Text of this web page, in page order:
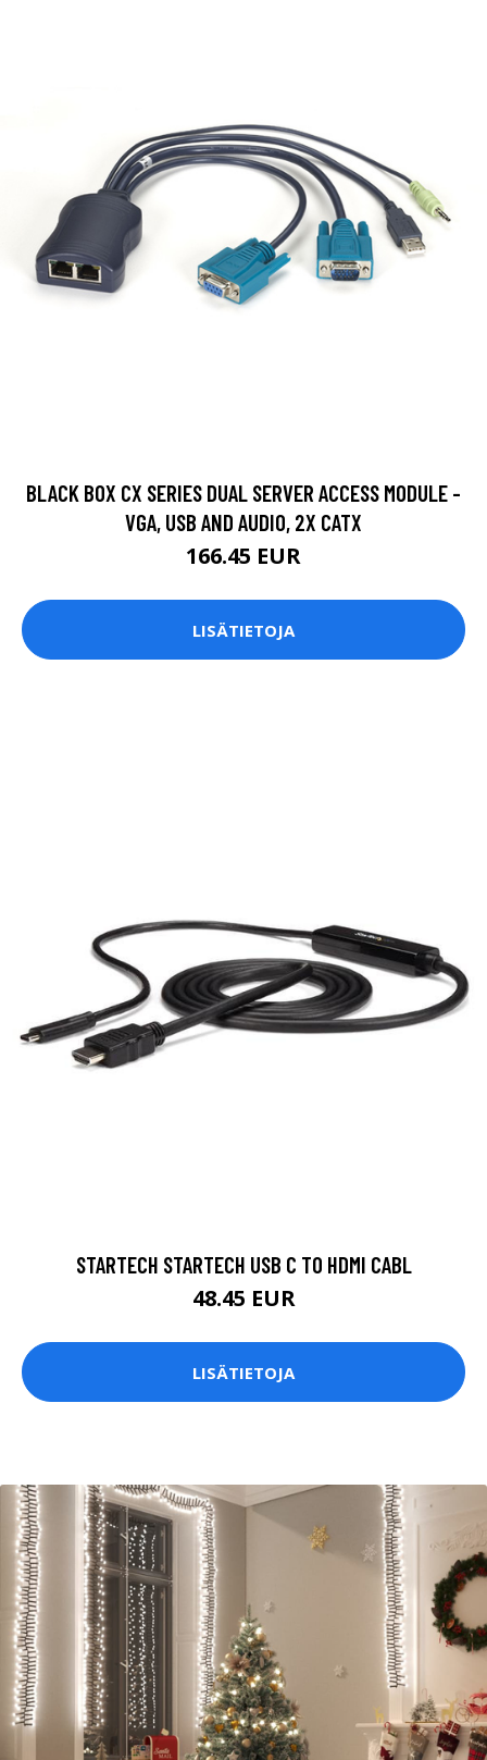
BLACK BOX CX SERIES DUAL SERVER ACCESS MODULE -
VGA, USB AND AUDIO, 2X CATX
166.45 EUR
LISÄTIETOJA
STARTECH STARTECH USB C TO HDMI CABL
48.45 EUR
LISÄTIETOJA